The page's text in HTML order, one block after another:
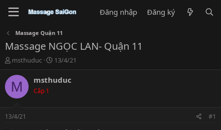
Đăng nhập Đăng ký
Massage Quận 11
Massage NGỌC LAN- Quận 11
T
r
e
a
s
t
msthuduc
N
à
13/4/21
M msthuduc
Cấp 1
13/4/21 #1